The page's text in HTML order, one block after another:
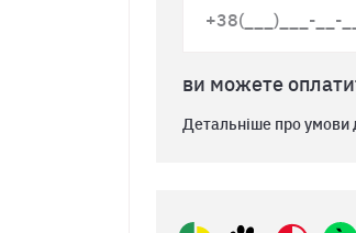
ви можете
Детальніше про умови